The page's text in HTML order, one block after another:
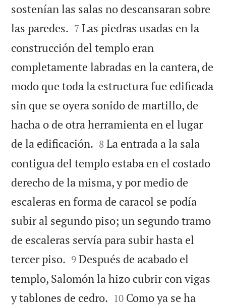
sostenían las salas no descansaran sobre
las paredes. 

7 Las piedras usadas en la
construcción del templo eran
completamente labradas en la cantera, de
modo que toda la estructura fue edificada
sin que se oyera sonido de martillo, de
hacha o de otra herramienta en el lugar
de la edificación. 

8 La entrada a la sala
contigua del templo estaba en el costado
derecho de la misma, y por medio de
escaleras en forma de caracol se podía
subir al segundo piso; un segundo tramo
de escaleras servía para subir hasta el
tercer piso. 

9 Después de acabado el
templo, Salomón la hizo cubrir con vigas
y tablones de cedro. 

10 Como ya se ha